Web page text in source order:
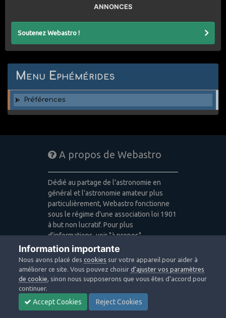
ANNONCES
Soutenez Webastro !
Menu Ephémérides
Préférences
A propos de Webastro
Dédié au partage de l'astronomie en
général et l'astronomie amateur plus
particulièrement, Webastro fonctionne
sous le régime d'une association loi 1901
à but non lucratif. Pour plus
d'informations, voir "à propos".
Publicité: pas de publicité
Icons made byFreepik,Alessio Atzeni,
Pixel Buddha,Icon Pondfrom
www.flaticon.comis licensed by CC 3.0
BY
Design images: Courtesy NASA/JPL-
Information importante
Nous avons placé descookies sur votre appareil pour aider à
améliorer ce site. Vous pouvez choisird’ajuster vos paramètres
de cookie, sinon nous supposerons que vous êtes d’accord pour
continuer.
Accept Cookies Reject Cookies